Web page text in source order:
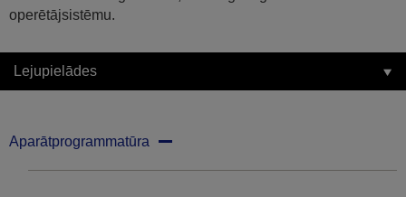
operētājsistēmu.
Lejupielādes
Aparātprogrammatūra